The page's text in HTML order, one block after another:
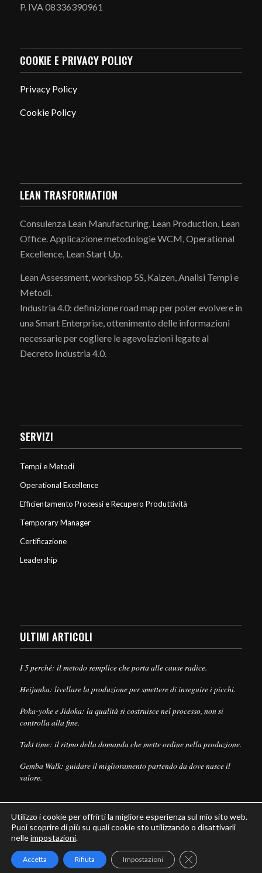
P. IVA 08336390961
COOKIE E PRIVACY POLICY
Privacy Policy
Cookie Policy
LEAN TRASFORMATION
Consulenza Lean Manufacturing, Lean Production, Lean
Office. Applicazione metodologie WCM, Operational
Excellence, Lean Start Up.
Lean Assessment, workshop 5S, Kaizen, Analisi Tempi e
Metodi.
Industria 4.0: definizione road map per poter evolvere in
una Smart Enterprise, ottenimento delle informazioni
necessarie per cogliere le agevolazioni legate al
Decreto Industria 4.0.
SERVIZI
Tempi e Metodi
Operational Excellence
Efficientamento Processi e Recupero Produttività
Temporary Manager
Certificazione
Leadership
ULTIMI ARTICOLI
I 5 perché: il metodo semplice che porta alle cause radice.
Heijunka: livellare la produzione per smettere di inseguire i picchi.
Poka-yoke e Jidoka: la qualità si costruisce nel processo, non si
controlla alla fine.
Takt time: il ritmo della domanda che mette ordine nella produzione.
Gemba Walk: guidare il miglioramento partendo da dove nasce il
valore.
© Copyright - Leanpull - Inbound Marketing byMaria Cristina Pizzato
Utilizzo i cookie per offrirti la migliore esperienza sul mio sito web.
Puoi scoprire di più su quali cookie sto utilizzando o disattivarli
nelleimpostazioni.
Accetta Rifiuta Impostazioni Close GDPR